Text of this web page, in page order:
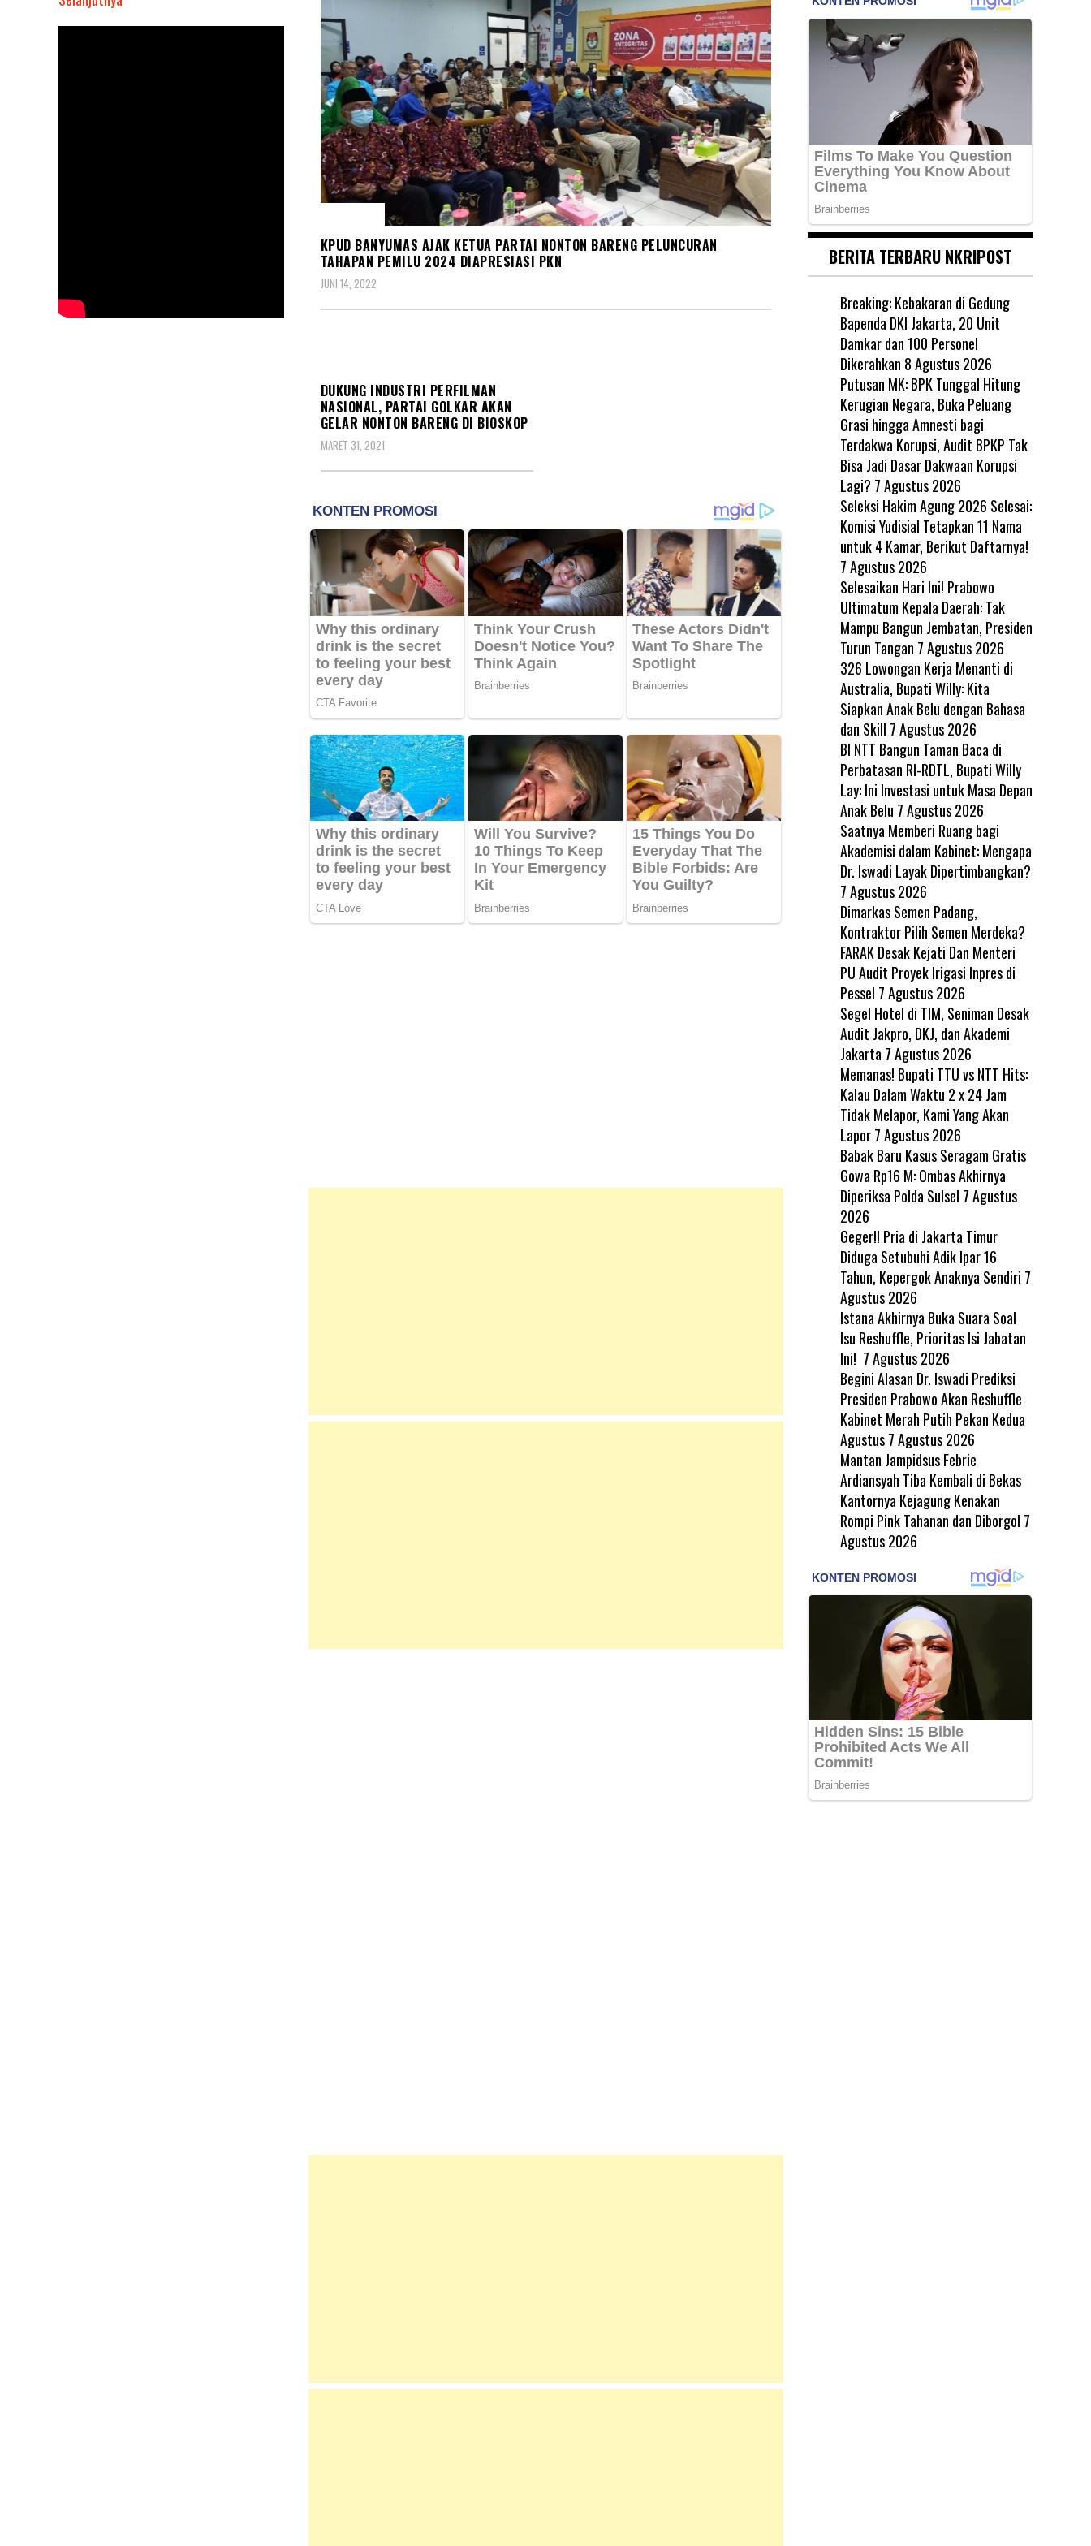
KPUD BANYUMAS AJAK KETUA PARTAI NONTON BARENG PELUNCURAN
TAHAPAN PEMILU 2024 DIAPRESIASI PKN
JUNI 14, 2022
DUKUNG INDUSTRI PERFILMAN
NASIONAL, PARTAI GOLKAR AKAN
GELAR NONTON BARENG DI BIOSKOP
MARET 31, 2021
BERITA TERBARU NKRIPOST
Breaking: Kebakaran di Gedung
Bapenda DKI Jakarta, 20 Unit
Damkar dan 100 Personel
Dikerahkan 8 Agustus 2026
Putusan MK: BPK Tunggal Hitung
Kerugian Negara, Buka Peluang
Grasi hingga Amnesti bagi
Terdakwa Korupsi, Audit BPKP Tak
Bisa Jadi Dasar Dakwaan Korupsi
Lagi? 7 Agustus 2026
Seleksi Hakim Agung 2026 Selesai:
Komisi Yudisial Tetapkan 11 Nama
untuk 4 Kamar, Berikut Daftarnya!
7 Agustus 2026
Selesaikan Hari Ini! Prabowo
Ultimatum Kepala Daerah: Tak
Mampu Bangun Jembatan, Presiden
Turun Tangan 7 Agustus 2026
326 Lowongan Kerja Menanti di
Australia, Bupati Willy: Kita
Siapkan Anak Belu dengan Bahasa
dan Skill 7 Agustus 2026
BI NTT Bangun Taman Baca di
Perbatasan RI-RDTL, Bupati Willy
Lay: Ini Investasi untuk Masa Depan
Anak Belu 7 Agustus 2026
Saatnya Memberi Ruang bagi
Akademisi dalam Kabinet: Mengapa
Dr. Iswadi Layak Dipertimbangkan?
7 Agustus 2026
Dimarkas Semen Padang,
Kontraktor Pilih Semen Merdeka?
FARAK Desak Kejati Dan Menteri
PU Audit Proyek Irigasi Inpres di
Pessel 7 Agustus 2026
Segel Hotel di TIM, Seniman Desak
Audit Jakpro, DKJ, dan Akademi
Jakarta 7 Agustus 2026
Memanas! Bupati TTU vs NTT Hits:
Kalau Dalam Waktu 2 x 24 Jam
Tidak Melapor, Kami Yang Akan
Lapor 7 Agustus 2026
Babak Baru Kasus Seragam Gratis
Gowa Rp16 M: Ombas Akhirnya
Diperiksa Polda Sulsel 7 Agustus
2026
Geger!! Pria di Jakarta Timur
Diduga Setubuhi Adik Ipar 16
Tahun, Kepergok Anaknya Sendiri 7
Agustus 2026
Istana Akhirnya Buka Suara Soal
Isu Reshuffle, Prioritas Isi Jabatan
Ini! 7 Agustus 2026
Begini Alasan Dr. Iswadi Prediksi
Presiden Prabowo Akan Reshuffle
Kabinet Merah Putih Pekan Kedua
Agustus 7 Agustus 2026
Mantan Jampidsus Febrie
Ardiansyah Tiba Kembali di Bekas
Kantornya Kejagung Kenakan
Rompi Pink Tahanan dan Diborgol 7
Agustus 2026